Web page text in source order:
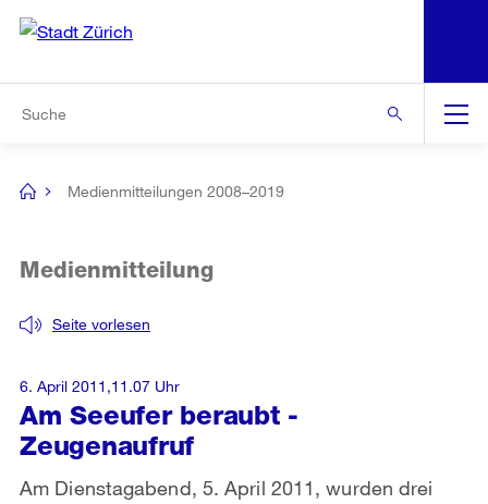
Navigation
[no
Medienmitteilungen 2008–2019
Am Seeufer beraubt -
Zeugenaufruf
Seite vorlesen
Medienmitteilung
Am Dienstagabend, 5. April 2011, wurden drei
6. April 2011,11.07 Uhr